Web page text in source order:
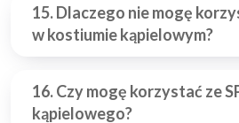
15. Dlaczego nie mogę
w kostiumie kąpielowym?
16. Czy mogę korzystać ze
kąpielowego?